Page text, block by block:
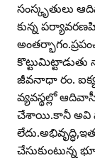
సంస్కృతులు
కున్న
జీవనాధా రం.
వ్యవస్థల్లో
చేశాయి.కానీ అవి
చేసుకుంటున్న